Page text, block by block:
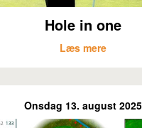
Hole in one
Læs mere
Onsdag 13. august 2025